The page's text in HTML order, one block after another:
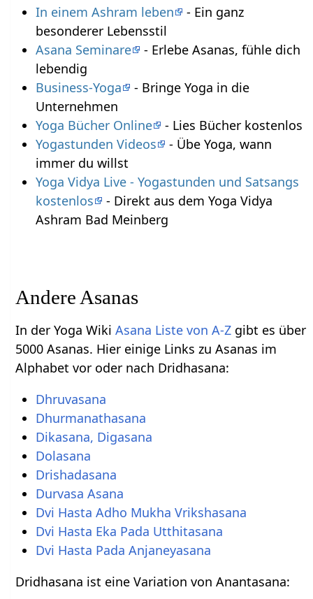
In einem Ashram leben
- Ein ganz
besonderer Lebensstil
Asana Seminare
- Erlebe Asanas, fühle dich
lebendig
Business-Yoga
- Bringe Yoga in die
Unternehmen
Yoga Bücher Online
- Lies Bücher kostenlos
Yogastunden Videos
- Übe Yoga, wann
immer du willst
Yoga Vidya Live - Yogastunden und Satsangs
kostenlos
- Direkt aus dem Yoga Vidya
Ashram Bad Meinberg
Andere Asanas
In der Yoga WikiAsana Liste von A-Z gibt es über
5000 Asanas. Hier einige Links zu Asanas im
Alphabet vor oder nach Dridhasana:
Dhruvasana
Dhurmanathasana
Dikasana, Digasana
Dolasana
Drishadasana
Durvasa Asana
Dvi Hasta Adho Mukha Vrikshasana
Dvi Hasta Eka Pada Utthitasana
Dvi Hasta Pada Anjaneyasana
Dridhasana ist eine Variation von Anantasana: